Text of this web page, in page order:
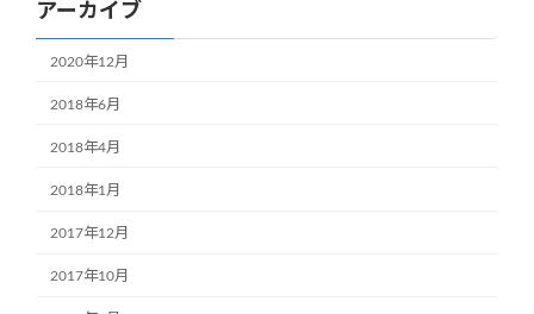
アーカイブ
2020年12月
2018年6月
2018年4月
2018年1月
2017年12月
2017年10月